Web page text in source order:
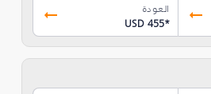
العودة
USD 455*